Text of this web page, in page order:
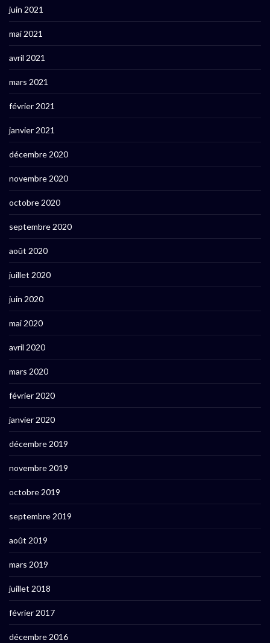
juin 2021
mai 2021
avril 2021
mars 2021
février 2021
janvier 2021
décembre 2020
novembre 2020
octobre 2020
septembre 2020
août 2020
juillet 2020
juin 2020
mai 2020
avril 2020
mars 2020
février 2020
janvier 2020
décembre 2019
novembre 2019
octobre 2019
septembre 2019
août 2019
mars 2019
juillet 2018
février 2017
décembre 2016